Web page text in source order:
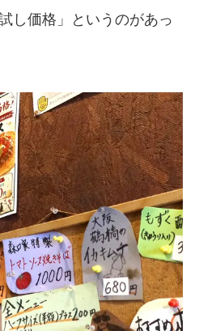
し価格」というのがあっ